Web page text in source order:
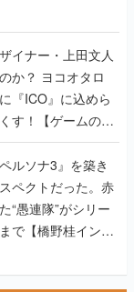
イナー・上田文人
か？ ヨコオタロ
『ICO』に込めら
す！【ゲームの企
ルソナ3』を築き
ペクトだった。赤
“愚連隊”がシリー
で【橋野桂インタ